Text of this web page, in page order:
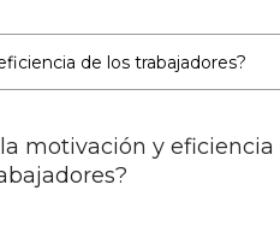
motivación y eficiencia